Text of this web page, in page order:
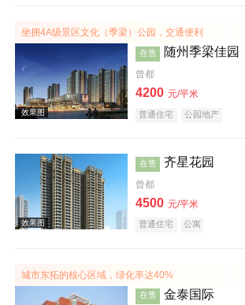
效果图
效果图
坐拥4A级景区文化（季梁）公园，交通便利
在售 随州季梁佳园
曾都
4200 元/平米
普通住宅 公园地产
在售 齐星花园
曾都
4500 元/平米
普通住宅 公寓
城市东拓的核心区域，绿化率达40%
在售 金泰国际